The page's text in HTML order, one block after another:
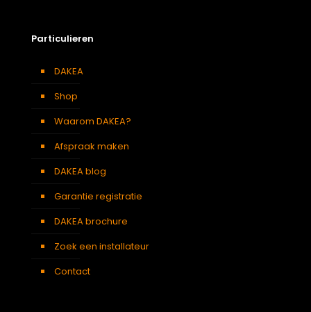
Particulieren
DAKEA
Shop
Waarom DAKEA?
Afspraak maken
DAKEA blog
Garantie registratie
DAKEA brochure
Zoek een installateur
Contact